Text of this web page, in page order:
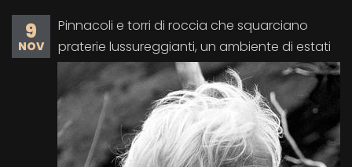
9
NOV
Pinnacoli e torri di roccia che squarciano
praterie lussureggianti, un ambiente di estati